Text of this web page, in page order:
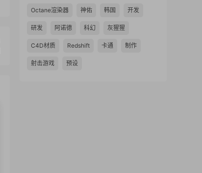
Octane渲染器 神佑 韩国 开发
研发 阿诺德 科幻 灰猩猩
C4D材质 Redshift 卡通 制作
射击游戏 预设